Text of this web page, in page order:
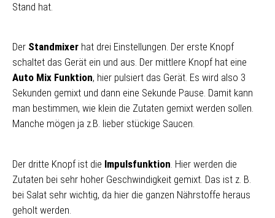
Stand hat.
Der Standmixer hat drei Einstellungen. Der erste Knopf
schaltet das Gerät ein und aus. Der mittlere Knopf hat eine
Auto Mix Funktion, hier pulsiert das Gerät. Es wird also 3
Sekunden gemixt und dann eine Sekunde Pause. Damit kann
man bestimmen, wie klein die Zutaten gemixt werden sollen.
Manche mögen ja z.B. lieber stückige Saucen.
Der dritte Knopf ist die Impulsfunktion. Hier werden die
Zutaten bei sehr hoher Geschwindigkeit gemixt. Das ist z. B.
bei Salat sehr wichtig, da hier die ganzen Nährstoffe heraus
geholt werden.